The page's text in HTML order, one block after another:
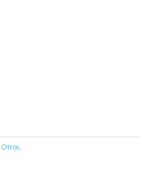
Otros